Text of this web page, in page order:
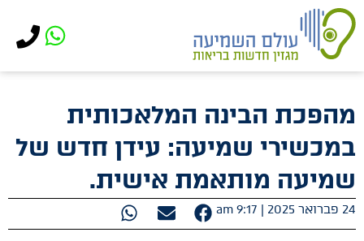
לתוכן
מהפכת הבינה המלאכותית
במכשירי שמיעה: עידן חדש של
שמיעה מותאמת אישית.
24 פברואר 2025 | 9:17 am